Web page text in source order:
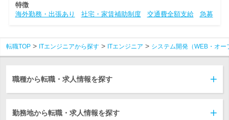
特徴
海外勤務・出張あり
社宅・家賃補助制度 交通費全額支給 急募
転職TOP ITエンジニアから探す ITエンジニア システム開発（WEB・オ
職種から転職・求人情報を探す
勤務地から転職・求人情報を探す